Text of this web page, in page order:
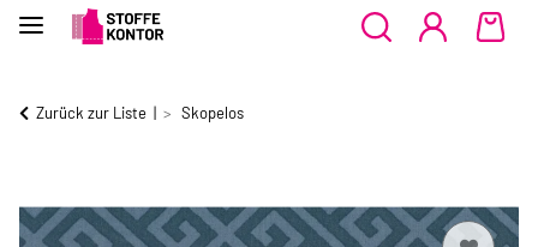
Zurück zur Liste Skopelos